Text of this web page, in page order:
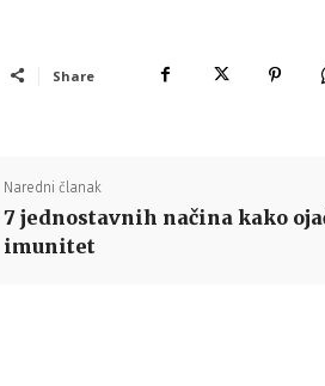
Share
Naredni članak
7 jednostavnih načina kako
imunitet